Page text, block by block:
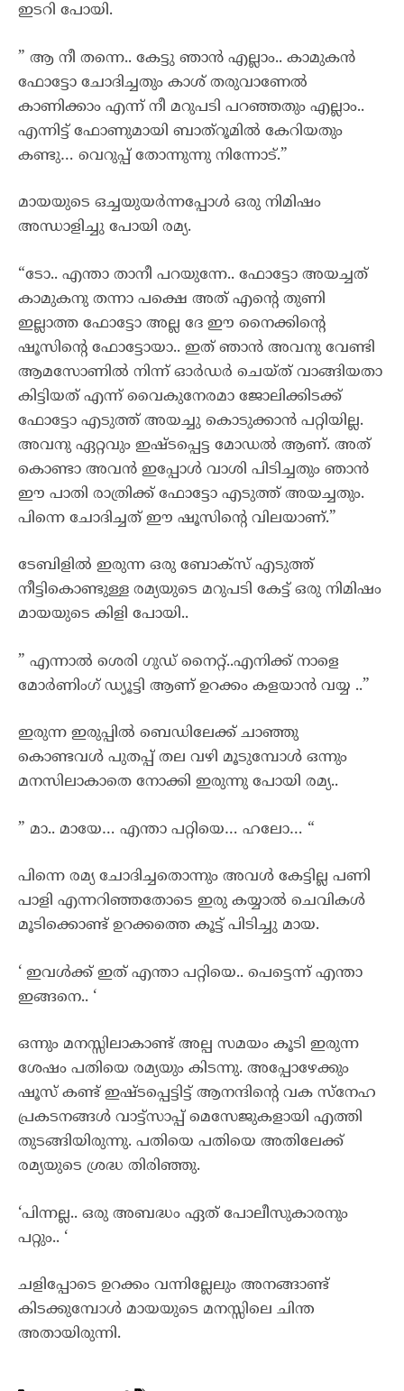
ഇടറി പോയി.
” ആ നീ തന്നെ.. കേട്ടു ഞാൻ എല്ലാം.. കാമുകൻ
ഫോട്ടോ ചോദിച്ചതും കാശ് തരുവാണേൽ
കാണിക്കാം എന്ന് നീ മറുപടി പറഞ്ഞതും എല്ലാം..
എന്നിട്ട് ഫോണുമായി ബാത്‌റൂമിൽ കേറിയതും
കണ്ടു… വെറുപ്പ് തോന്നുന്നു നിന്നോട്.”
മായയുടെ ഒച്ചയുയർന്നപ്പോൾ ഒരു നിമിഷം
അന്ധാളിച്ചു പോയി രമ്യ.
“ടോ.. എന്താ താനീ പറയുന്നേ.. ഫോട്ടോ അയച്ചത്
കാമുകനു തന്നാ പക്ഷെ അത് എന്റെ തുണി
ഇല്ലാത്ത ഫോട്ടോ അല്ല ദേ ഈ നൈക്കിന്റെ
ഷൂസിന്റെ ഫോട്ടോയാ.. ഇത് ഞാൻ അവനു വേണ്ടി
ആമസോണിൽ നിന്ന് ഓർഡർ ചെയ്ത് വാങ്ങിയതാ
കിട്ടിയത് എന്ന് വൈകുനേരമാ ജോലിക്കിടക്ക്
ഫോട്ടോ എടുത്ത് അയച്ചു കൊടുക്കാൻ പറ്റിയില്ല.
അവനു ഏറ്റവും ഇഷ്ടപ്പെട്ട മോഡൽ ആണ്. അത്
കൊണ്ടാ അവൻ ഇപ്പോൾ വാശി പിടിച്ചതും ഞാൻ
ഈ പാതി രാത്രിക്ക് ഫോട്ടോ എടുത്ത് അയച്ചതും.
പിന്നെ ചോദിച്ചത് ഈ ഷൂസിന്റെ വിലയാണ്.”
ടേബിളിൽ ഇരുന്ന ഒരു ബോക്സ് എടുത്ത്
നീട്ടികൊണ്ടുള്ള രമ്യയുടെ മറുപടി കേട്ട് ഒരു നിമിഷം
മായയുടെ കിളി പോയി..
” എന്നാൽ ശെരി ഗുഡ് നൈറ്റ്..എനിക്ക് നാളെ
മോർണിംഗ് ഡ്യൂട്ടി ആണ് ഉറക്കം കളയാൻ വയ്യ ..”
ഇരുന്ന ഇരുപ്പിൽ ബെഡിലേക്ക് ചാഞ്ഞു
കൊണ്ടവൾ പുതപ്പ് തല വഴി മൂടുമ്പോൾ ഒന്നും
മനസിലാകാതെ നോക്കി ഇരുന്നു പോയി രമ്യ..
” മാ.. മായേ… എന്താ പറ്റിയെ… ഹലോ… “
പിന്നെ രമ്യ ചോദിച്ചതൊന്നും അവൾ കേട്ടില്ല പണി
പാളി എന്നറിഞ്ഞതോടെ ഇരു കയ്യാൽ ചെവികൾ
മൂടിക്കൊണ്ട് ഉറക്കത്തെ കൂട്ട് പിടിച്ചു മായ.
‘ ഇവൾക്ക് ഇത് എന്താ പറ്റിയെ.. പെട്ടെന്ന് എന്താ
ഇങ്ങനെ.. ‘
ഒന്നും മനസ്സിലാകാണ്ട് അല്പ സമയം കൂടി ഇരുന്ന
ശേഷം പതിയെ രമ്യയും കിടന്നു. അപ്പോഴേക്കും
ഷൂസ് കണ്ട് ഇഷ്ടപ്പെട്ടിട്ട് ആനന്ദിന്റെ വക സ്നേഹ
പ്രകടനങ്ങൾ വാട്ട്സാപ്പ് മെസേജുകളായി എത്തി
തുടങ്ങിയിരുന്നു. പതിയെ പതിയെ അതിലേക്ക്
രമ്യയുടെ ശ്രദ്ധ തിരിഞ്ഞു.
‘പിന്നല്ല.. ഒരു അബദ്ധം ഏത് പോലീസുകാരനും
പറ്റും.. ‘
ചളിപ്പോടെ ഉറക്കം വന്നില്ലേലും അനങ്ങാണ്ട്
കിടക്കുമ്പോൾ മായയുടെ മനസ്സിലെ ചിന്ത
അതായിരുന്നി.